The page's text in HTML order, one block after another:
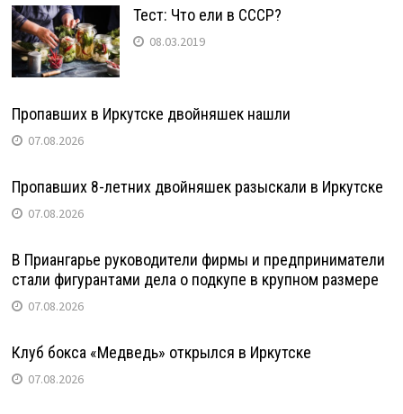
Тест: Что ели в СССР?
08.03.2019
Пропавших в Иркутске двойняшек нашли
07.08.2026
Пропавших 8-летних двойняшек разыскали в Иркутске
07.08.2026
В Приангарье руководители фирмы и предприниматели
стали фигурантами дела о подкупе в крупном размере
07.08.2026
Клуб бокса «Медведь» открылся в Иркутске
07.08.2026